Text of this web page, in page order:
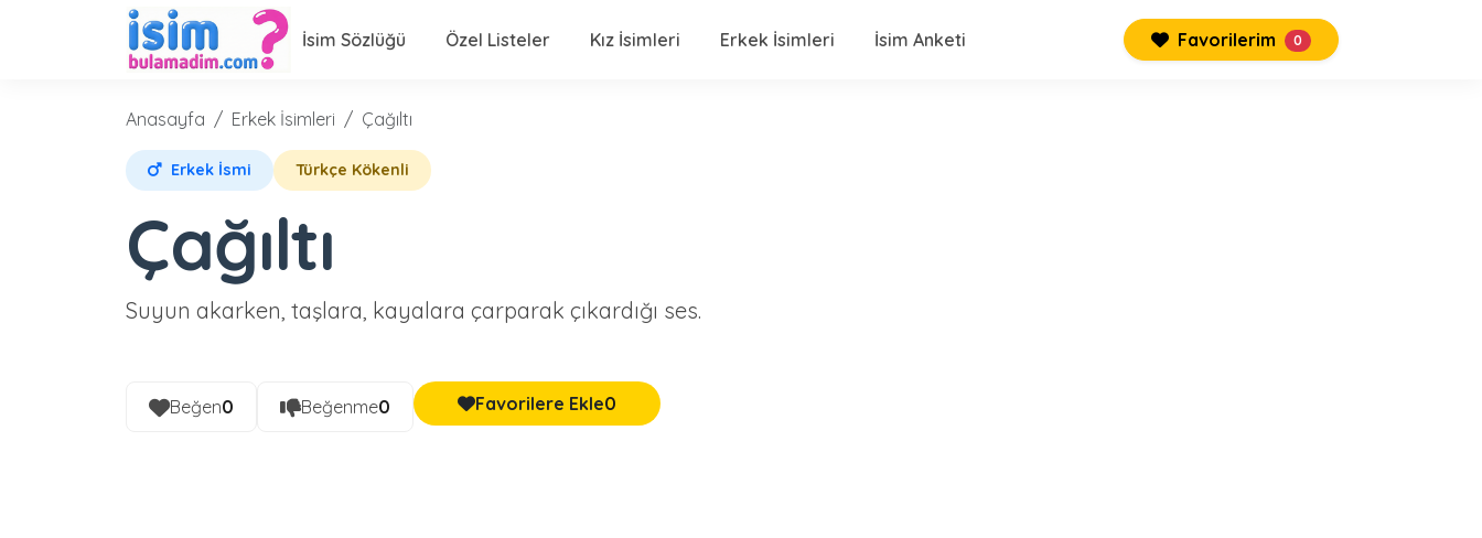
İsim Sözlüğü Özel Listeler Kız İsimleri Erkek İsimleri İsim Anketi Favorilerim 0
Anasayfa Erkek İsimleri Çağıltı
Erkek İsmi Türkçe Kökenli
Çağıltı
Suyun akarken, taşlara, kayalara çarparak çıkardığı ses.
Beğen0 Beğenme0 Favorilere Ekle0